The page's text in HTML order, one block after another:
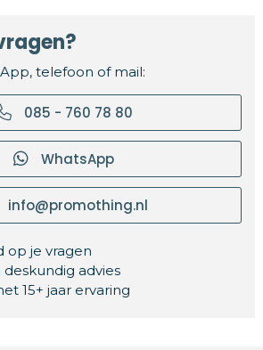
telefoon of mail:
085 - 760 78 80
WhatsApp
info@promothing.nl
op je vragen
advies
15+ jaar ervaring